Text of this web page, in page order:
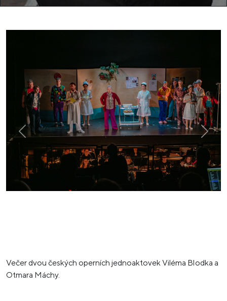
Previous Next
Večer dvou českých operních jednoaktovek Viléma Blodka a
Otmara Máchy.